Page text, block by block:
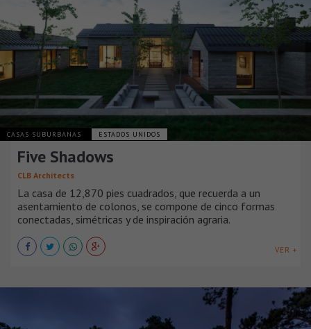
CASAS SUBURBANAS ESTADOS UNIDOS
Five Shadows
CLB Architects
La casa de 12,870 pies cuadrados, que recuerda a un
asentamiento de colonos, se compone de cinco formas
conectadas, simétricas y de inspiración agraria.
VER +